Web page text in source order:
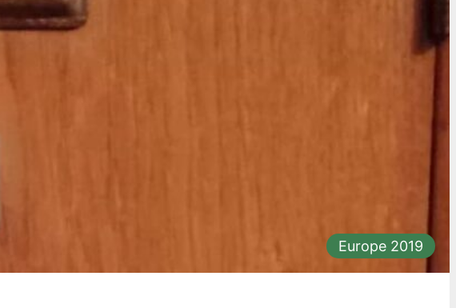
Europe 2019